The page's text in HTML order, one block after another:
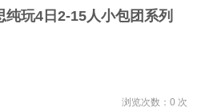
纯玩4日2-15人小包团系列
浏览次数：0 次